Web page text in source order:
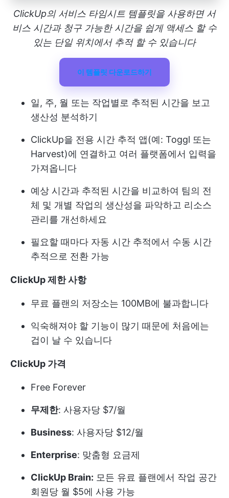
ClickUp의 서비스 타임시트 템플릿을 사용하면 서
비스 시간과 청구 가능한 시간을 쉽게 액세스 할 수
있는 단일 위치에서 추적 할 수 있습니다
이 템플릿 다운로드하기
일, 주, 월 또는 작업별로 추적된 시간을 보고
생산성 분석하기
ClickUp을 전용 시간 추적 앱(예: Toggl 또는
Harvest)에 연결하고 여러 플랫폼에서 입력을
가져옵니다
예상 시간과 추적된 시간을 비교하여 팀의 전
체 및 개별 작업의 생산성을 파악하고 리소스
관리를 개선하세요
필요할 때마다 자동 시간 추적에서 수동 시간
추적으로 전환 가능
ClickUp 제한 사항
무료 플랜의 저장소는 100MB에 불과합니다
익숙해져야 할 기능이 많기 때문에 처음에는
겁이 날 수 있습니다
ClickUp 가격
Free Forever
무제한: 사용자당 $7/월
Business: 사용자당 $12/월
Enterprise: 맞춤형 요금제
ClickUp Brain: 모든 유료 플랜에서 작업 공간
회원당 월 $5에 사용 가능